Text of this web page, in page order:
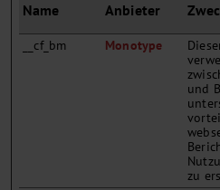
Name Anbieter
__cf_bm Monotype
und
zu